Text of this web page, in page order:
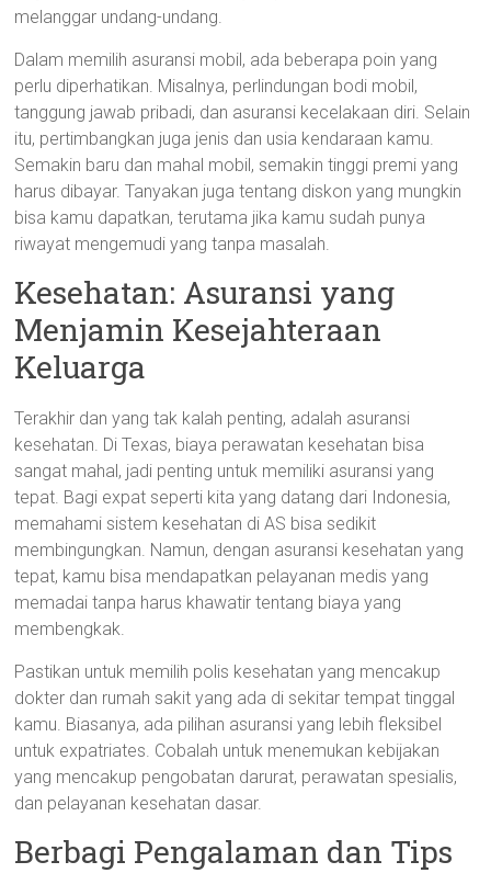
melanggar undang-undang.
Dalam memilih asuransi mobil, ada beberapa poin yang
perlu diperhatikan. Misalnya, perlindungan bodi mobil,
tanggung jawab pribadi, dan asuransi kecelakaan diri. Selain
itu, pertimbangkan juga jenis dan usia kendaraan kamu.
Semakin baru dan mahal mobil, semakin tinggi premi yang
harus dibayar. Tanyakan juga tentang diskon yang mungkin
bisa kamu dapatkan, terutama jika kamu sudah punya
riwayat mengemudi yang tanpa masalah.
Kesehatan: Asuransi yang
Menjamin Kesejahteraan
Keluarga
Terakhir dan yang tak kalah penting, adalah asuransi
kesehatan. Di Texas, biaya perawatan kesehatan bisa
sangat mahal, jadi penting untuk memiliki asuransi yang
tepat. Bagi expat seperti kita yang datang dari Indonesia,
memahami sistem kesehatan di AS bisa sedikit
membingungkan. Namun, dengan asuransi kesehatan yang
tepat, kamu bisa mendapatkan pelayanan medis yang
memadai tanpa harus khawatir tentang biaya yang
membengkak.
Pastikan untuk memilih polis kesehatan yang mencakup
dokter dan rumah sakit yang ada di sekitar tempat tinggal
kamu. Biasanya, ada pilihan asuransi yang lebih fleksibel
untuk expatriates. Cobalah untuk menemukan kebijakan
yang mencakup pengobatan darurat, perawatan spesialis,
dan pelayanan kesehatan dasar.
Berbagi Pengalaman dan Tips